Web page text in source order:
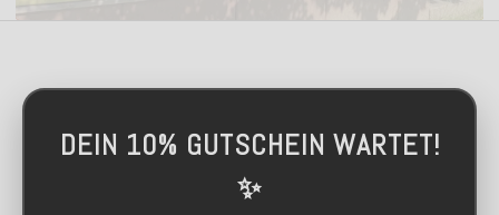
DEIN 10% GUTSCHEIN WARTET!
✨